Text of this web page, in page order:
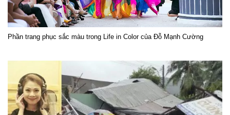
Phần trang phục sắc màu trong Life in Color của Đỗ Mạnh Cường